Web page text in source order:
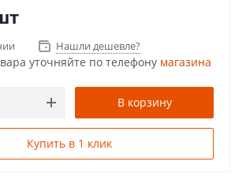
Нашли дешевле?
уточняйте по телефону магазина
В корзину
Купить в 1 клик